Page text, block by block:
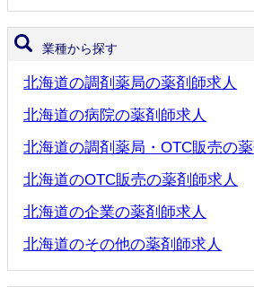
業種から探す
北海道の調剤薬局の薬剤師求人
北海道の病院の薬剤師求人
北海道の調剤薬局・OTC販売の
北海道のOTC販売の薬剤師求人
北海道の企業の薬剤師求人
北海道のその他の薬剤師求人